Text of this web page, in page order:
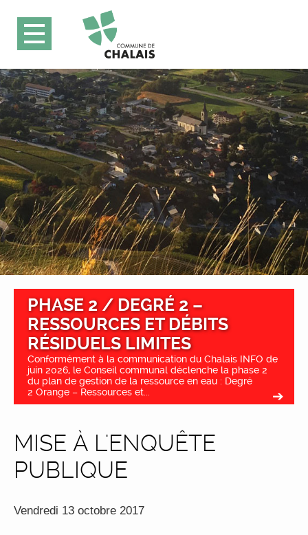
PHASE 2 / DEGRÉ 2 –
RESSOURCES ET DÉBITS
RÉSIDUELS LIMITES
Conformément à la communication du Chalais INFO de
juin 2026, le Conseil communal déclenche la phase 2
du plan de gestion de la ressource en eau : Degré
2 Orange – Ressources et...
MISE À L'ENQUÊTE
PUBLIQUE
Vendredi 13 octobre 2017